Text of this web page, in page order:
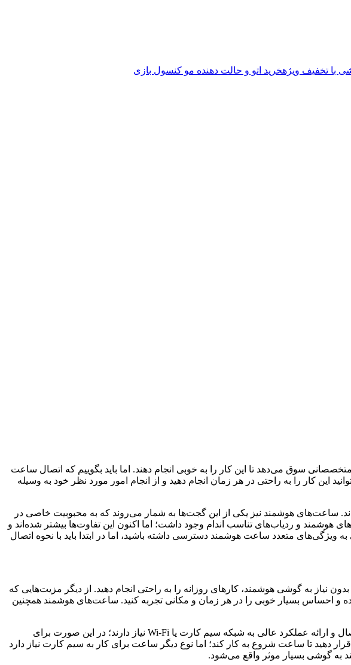
با تخفیف ویژهخرید اتو و حالت دهنده مو کنسول بازی
سوق می‌دهد تا این کار را به خوبی انجام دهند. اما باید بگوییم که اتصال ساعت
این کار را به راحتی در هر زمان انجام دهید و از انجام امور مورد نظر خود به وسیله
ساعت‌های هوشمند نیز یکی از این گجت‌ها به شمار می‌روند که به محبوبیت خاصی در
هوشمند و ردیاب‌های تناسب اندام وجود داشت؛ اما اکنون این تفاوت‌ها بیشتر شده‌اند و
ویژگی‌های متعدد ساعت هوشمند دسترسی داشته باشید، اما در ابتدا باید با نحوه اتصال
نیاز به گوشی هوشمند، کار‌های روزانه را به راحتی انجام دهید. از دیگر مزیت‌هایی که
و احساس بسیار خوبی را در هر زمان و مکانی تجربه کنید. ساعت‌های هوشمند همچنین
شایان ذکر است که برخی از ساعت‌های هوشمند فقط دارای اتصال بلوتوث هستند، در حالی که بعضی از آن‌ها برای اتصال و ارائه عملکرد عالی به شبکه سیم کارت یا Wi-Fi نیاز دارند؛ در این صورت برای
تا ساعت شروع به کار کند؛ اما نوع دیگر ساعت برای کار به سیم کارت نیاز دارد